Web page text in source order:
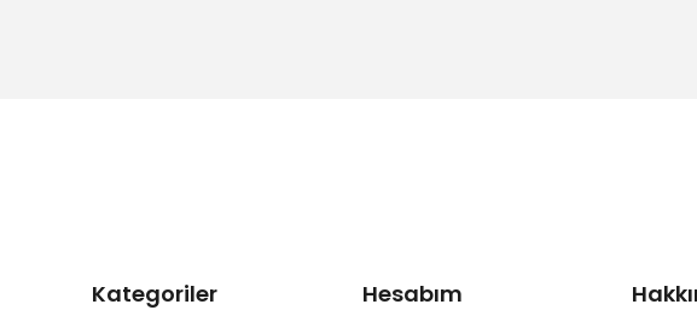
Kategoriler Hesabım